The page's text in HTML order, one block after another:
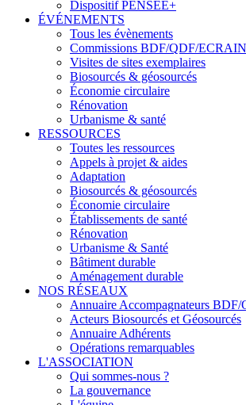
Dispositif PENSÉE+
ÉVÉNEMENTS
Tous les évènements
Commissions BDF/QDF/
Visites de sites exemplaires
Biosourcés & géosourcés
Économie circulaire
Rénovation
Urbanisme & santé
RESSOURCES
Toutes les ressources
Appels à projet & aides
Adaptation
Biosourcés & géosourcés
Économie circulaire
Établissements de santé
Rénovation
Urbanisme & Santé
Bâtiment durable
Aménagement durable
NOS RÉSEAUX
Annuaire Accompagnateurs
Acteurs Biosourcés et Géosourcés
Annuaire Adhérents
Opérations remarquables
L'ASSOCIATION
Qui sommes-nous ?
La gouvernance